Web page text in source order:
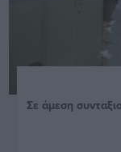
Σε άμεση